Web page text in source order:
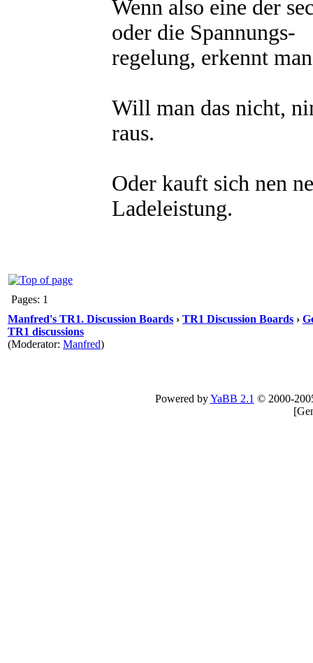
Wenn also eine der
oder die Spannungs-
regelung, erkennt
Will man das nicht,
raus.
Oder kauft sich nen
Ladeleistung.
Pages: 1
Manfred's TR1. Discussion Boards › TR1 Discussion Boards ›
TR1 discussions
(Moderator: Manfred)
Powered byYaBB 2.1 © 2000-
[